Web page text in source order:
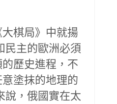
棋局》中就揚
民主的歐洲必須
歷史進程，不
塗抹的地理的
說，俄國實在太